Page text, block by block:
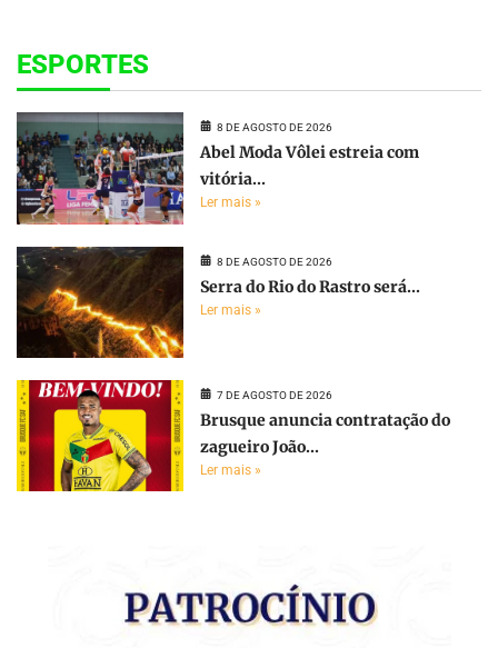
ESPORTES
8 DE AGOSTO DE 2026
Abel Moda Vôlei estreia com
vitória...
Ler mais »
8 DE AGOSTO DE 2026
Serra do Rio do Rastro será...
Ler mais »
7 DE AGOSTO DE 2026
Brusque anuncia contratação do
zagueiro João...
Ler mais »